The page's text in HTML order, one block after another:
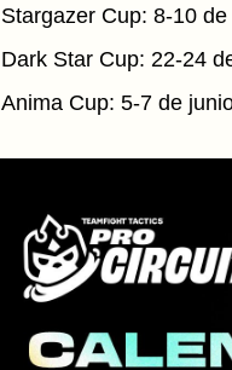
Stargazer Cup: 8-10 de
Dark Star Cup: 22-24
Anima Cup: 5-7 de